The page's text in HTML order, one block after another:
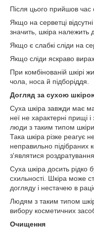
Після цього прийшов час
Якщо на серветці
значить, шкіра належить
Якщо є слабкі сліди на
Якщо сліди яскраво
При комбінованій шкірі
чола, носа й підборіддя.
Догляд за сухою
Суха шкіра завжди має
неї не характерні прищі
люди з таким типом
Така шкіра різке реагує
неправильно підібраних
з'являтися
Суха шкіра досить рідко
схильності. Шкіра може
догляду і нестачею в
Людям з таким типом
вибору косметичних
Очищення